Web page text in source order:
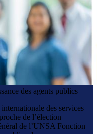
des agents publics
des services
de l’élection
de l’UNSA Fonction